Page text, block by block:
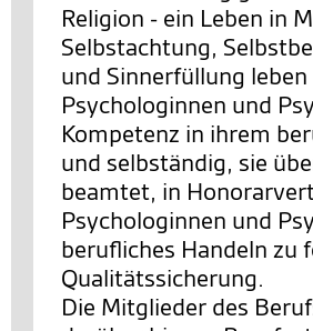
Religion - ein Leben in
Selbstachtung,
und Sinnerfüllung leben
Psychologinnen und
Kompetenz in ihrem
und selbständig, sie
beamtet, in
Psychologinnen und
berufliches Handeln
Qualitätssicherung.
Die Mitglieder des